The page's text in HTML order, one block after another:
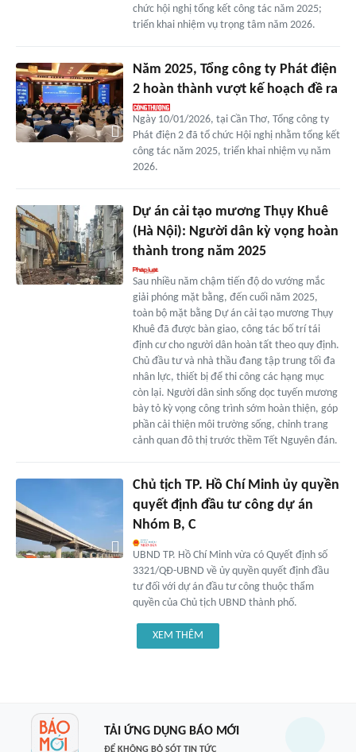
chức hội nghị tổng kết công tác năm 2025;
triển khai nhiệm vụ trọng tâm năm 2026.
Năm 2025, Tổng công ty Phát điện
2 hoàn thành vượt kế hoạch đề ra
Ngày 10/01/2026, tại Cần Thơ, Tổng công ty
Phát điện 2 đã tổ chức Hội nghị nhằm tổng kết
công tác năm 2025, triển khai nhiệm vụ năm
2026.
Dự án cải tạo mương Thụy Khuê
(Hà Nội): Người dân kỳ vọng hoàn
thành trong năm 2025
Sau nhiều năm chậm tiến độ do vướng mắc
giải phóng mặt bằng, đến cuối năm 2025,
toàn bộ mặt bằng Dự án cải tạo mương Thụy
Khuê đã được bàn giao, công tác bố trí tái
định cư cho người dân hoàn tất theo quy định.
Chủ đầu tư và nhà thầu đang tập trung tối đa
nhân lực, thiết bị để thi công các hạng mục
còn lại. Người dân sinh sống dọc tuyến mương
bày tỏ kỳ vọng công trình sớm hoàn thiện, góp
phần cải thiện môi trường sống, chỉnh trang
cảnh quan đô thị trước thềm Tết Nguyên đán.
Chủ tịch TP. Hồ Chí Minh ủy quyền
quyết định đầu tư công dự án
Nhóm B, C
UBND TP. Hồ Chí Minh vừa có Quyết định số
3321/QĐ-UBND về ủy quyền quyết định đầu
tư đối với dự án đầu tư công thuộc thẩm
quyền của Chủ tịch UBND thành phố.
XEM THÊM
TẢI ỨNG DỤNG BÁO MỚI
ĐỂ KHÔNG BỎ SÓT TIN TỨC